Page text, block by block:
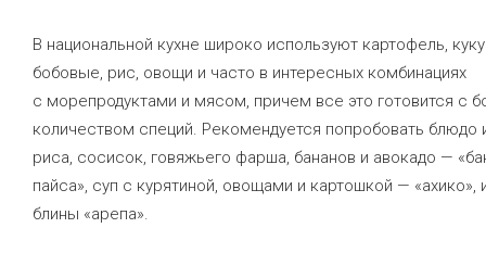
В национальной кухне широко используют картофель,
бобовые, рис, овощи и часто в интересных комбинациях
с морепродуктами и мясом, причем все это готовится с
количеством специй. Рекомендуется попробовать блюдо
риса, сосисок, говяжьего фарша, бананов и авокадо —
пайса», суп с курятиной, овощами и картошкой —
блины «арепа».